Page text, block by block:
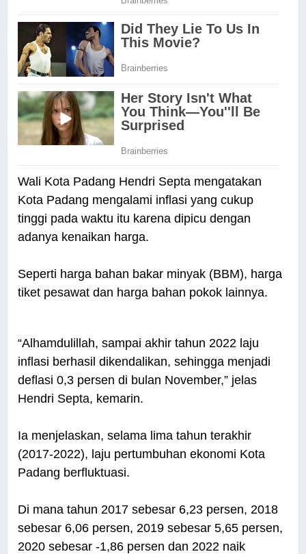
Wali Kota Padang Hendri Septa mengatakan
Kota Padang mengalami inflasi yang cukup
tinggi pada waktu itu karena dipicu dengan
adanya kenaikan harga.
Seperti harga bahan bakar minyak (BBM), harga
tiket pesawat dan harga bahan pokok lainnya.
“Alhamdulillah, sampai akhir tahun 2022 laju
inflasi berhasil dikendalikan, sehingga menjadi
deflasi 0,3 persen di bulan November,” jelas
Hendri Septa, kemarin.
Ia menjelaskan, selama lima tahun terakhir
(2017-2022), laju pertumbuhan ekonomi Kota
Padang berfluktuasi.
Di mana tahun 2017 sebesar 6,23 persen, 2018
sebesar 6,06 persen, 2019 sebesar 5,65 persen,
2020 sebesar -1,86 persen dan 2022 naik